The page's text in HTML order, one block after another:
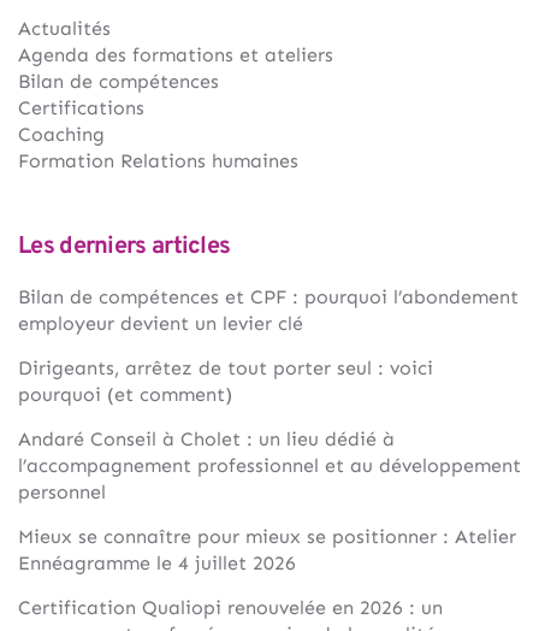
Actualités
Agenda des formations et ateliers
Bilan de compétences
Certifications
Coaching
Formation Relations humaines
Les derniers articles
Bilan de compétences et CPF : pourquoi l’abondement
employeur devient un levier clé
Dirigeants, arrêtez de tout porter seul : voici
pourquoi (et comment)
Andaré Conseil à Cholet : un lieu dédié à
l’accompagnement professionnel et au développement
personnel
Mieux se connaître pour mieux se positionner : Atelier
Ennéagramme le 4 juillet 2026
Certification Qualiopi renouvelée en 2026 : un